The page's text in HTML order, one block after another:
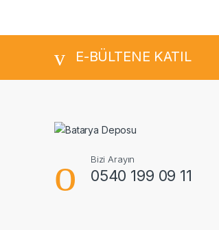
E-BÜLTENE KATIL
Bizi Arayın
0540 199 09 11